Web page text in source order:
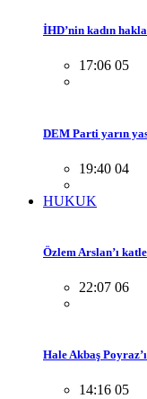
İHD’nin kadın
17:06 05
DEM Parti yarın
19:40 04
HUKUK
Özlem Arslan’ı
22:07 06
Hale Akbaş
14:16 05